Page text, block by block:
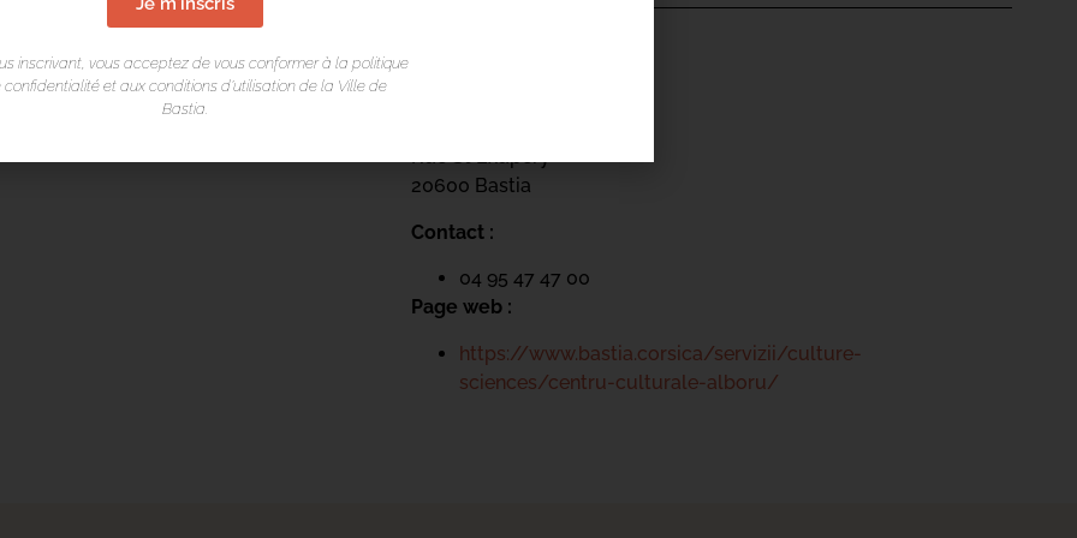
Rue St Exupéry
20600 Bastia
Contact :
04 95 47 47 00
Page web :
https://www.bastia.corsica/servizii/culture-
sciences/centru-culturale-alboru/
inscrivant, vous acceptez de vous conformer à la politique
confidentialité et aux conditions d’utilisation de la Ville de
Bastia.